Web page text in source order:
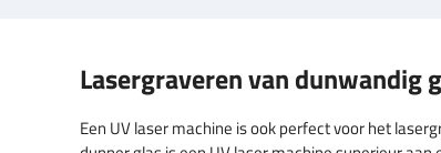
Lasergraveren van dunwandig
Een UV laser machine is ook perfect voor het